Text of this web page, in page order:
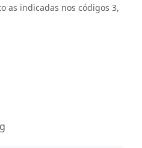
as indicadas nos códigos 3,